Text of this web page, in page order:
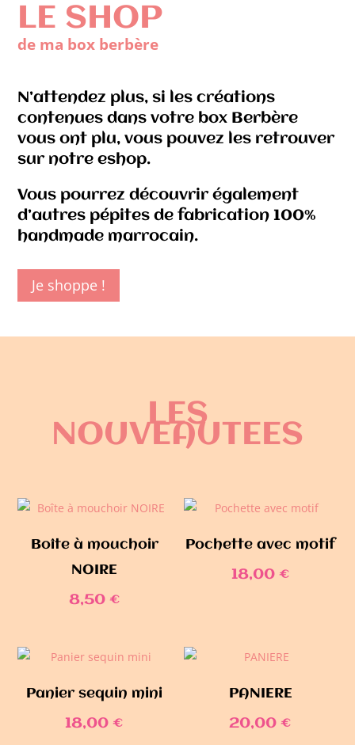
LE SHOP
de ma box berbère
N’attendez plus, si les créations
contenues dans votre box Berbère
vous ont plu, vous pouvez les retrouver
sur notre eshop.
Vous pourrez découvrir également
d’autres pépites de fabrication 100%
handmade marrocain.
Je shoppe !
LES
NOUVEAUTEES
Boîte à mouchoir
NOIRE
8,50 €
Pochette avec motif
18,00 €
Panier sequin mini
18,00€
PANIERE
20,00€